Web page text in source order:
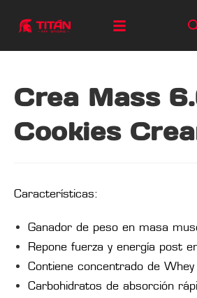
Crea Mass
Cookies
Características:
Ganador de peso en masa
Repone fuerza y energía post
Contiene concentrado de
Carbohidratos de absorción